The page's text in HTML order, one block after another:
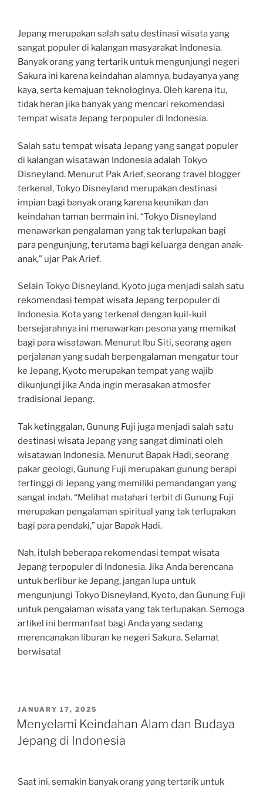
Jepang merupakan salah satu destinasi wisata yang
sangat populer di kalangan masyarakat Indonesia.
Banyak orang yang tertarik untuk mengunjungi negeri
Sakura ini karena keindahan alamnya, budayanya yang
kaya, serta kemajuan teknologinya. Oleh karena itu,
tidak heran jika banyak yang mencari rekomendasi
tempat wisata Jepang terpopuler di Indonesia.
Salah satu tempat wisata Jepang yang sangat populer
di kalangan wisatawan Indonesia adalah Tokyo
Disneyland. Menurut Pak Arief, seorang travel blogger
terkenal, Tokyo Disneyland merupakan destinasi
impian bagi banyak orang karena keunikan dan
keindahan taman bermain ini. “Tokyo Disneyland
menawarkan pengalaman yang tak terlupakan bagi
para pengunjung, terutama bagi keluarga dengan anak-
anak,” ujar Pak Arief.
Selain Tokyo Disneyland, Kyoto juga menjadi salah satu
rekomendasi tempat wisata Jepang terpopuler di
Indonesia. Kota yang terkenal dengan kuil-kuil
bersejarahnya ini menawarkan pesona yang memikat
bagi para wisatawan. Menurut Ibu Siti, seorang agen
perjalanan yang sudah berpengalaman mengatur tour
ke Jepang, Kyoto merupakan tempat yang wajib
dikunjungi jika Anda ingin merasakan atmosfer
tradisional Jepang.
Tak ketinggalan, Gunung Fuji juga menjadi salah satu
destinasi wisata Jepang yang sangat diminati oleh
wisatawan Indonesia. Menurut Bapak Hadi, seorang
pakar geologi, Gunung Fuji merupakan gunung berapi
tertinggi di Jepang yang memiliki pemandangan yang
sangat indah. “Melihat matahari terbit di Gunung Fuji
merupakan pengalaman spiritual yang tak terlupakan
bagi para pendaki,” ujar Bapak Hadi.
Nah, itulah beberapa rekomendasi tempat wisata
Jepang terpopuler di Indonesia. Jika Anda berencana
untuk berlibur ke Jepang, jangan lupa untuk
mengunjungi Tokyo Disneyland, Kyoto, dan Gunung Fuji
untuk pengalaman wisata yang tak terlupakan. Semoga
artikel ini bermanfaat bagi Anda yang sedang
merencanakan liburan ke negeri Sakura. Selamat
berwisata!
POSTED
ON
JANUARY 17, 2025
Menyelami Keindahan Alam dan Budaya
Jepang di Indonesia
Saat ini, semakin banyak orang yang tertarik untuk